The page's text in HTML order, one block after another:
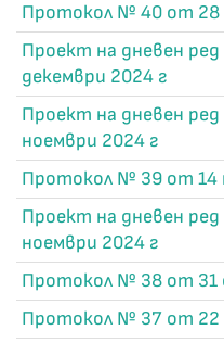
Протокол № 40 от 28
Проект на дневен ред
декември 2024 г
Проект на дневен
ноември 2024 г
Протокол № 39 от 14
Проект на дневен ред
ноември 2024 г
Протокол № 38 от 31
Протокол № 37 от 22